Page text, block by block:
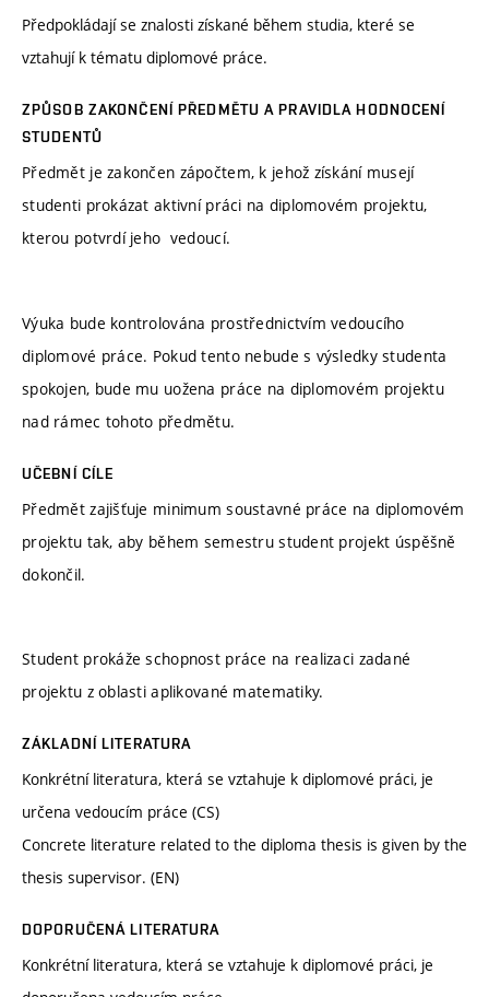
Předpokládají se znalosti získané během studia, které se
vztahují k tématu diplomové práce.
ZPŮSOB ZAKONČENÍ PŘEDMĚTU A PRAVIDLA HODNOCENÍ
STUDENTŮ
Předmět je zakončen zápočtem, k jehož získání musejí
studenti prokázat aktivní práci na diplomovém projektu,
kterou potvrdí jeho vedoucí.
Výuka bude kontrolována prostřednictvím vedoucího
diplomové práce. Pokud tento nebude s výsledky studenta
spokojen, bude mu uožena práce na diplomovém projektu
nad rámec tohoto předmětu.
UČEBNÍ CÍLE
Předmět zajišťuje minimum soustavné práce na diplomovém
projektu tak, aby během semestru student projekt úspěšně
dokončil.
Student prokáže schopnost práce na realizaci zadané
projektu z oblasti aplikované matematiky.
ZÁKLADNÍ LITERATURA
Konkrétní literatura, která se vztahuje k diplomové práci, je
určena vedoucím práce (CS)
Concrete literature related to the diploma thesis is given by the
thesis supervisor. (EN)
DOPORUČENÁ LITERATURA
Konkrétní literatura, která se vztahuje k diplomové práci, je